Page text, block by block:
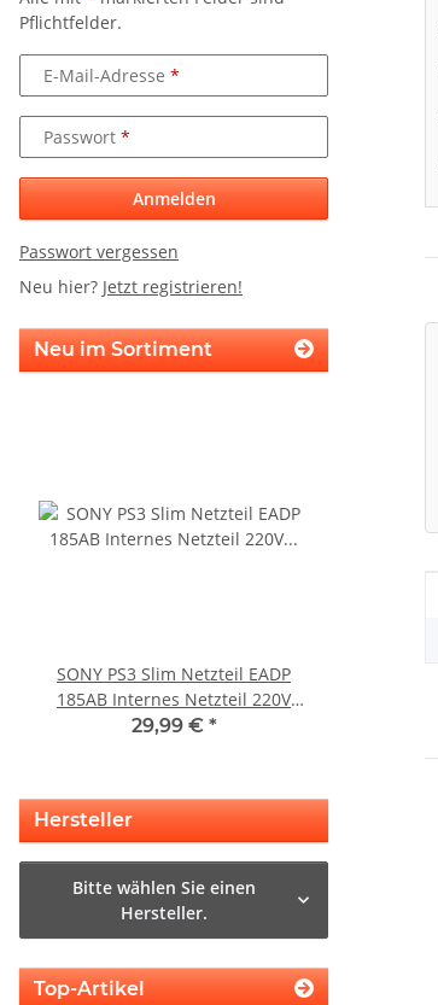
Pflichtfelder.
E-Mail-Adresse
Passwort
Anmelden
Passwort vergessen
Neu hier? Jetzt registrieren!
Neu im Sortiment
SONY PS3 Slim Netzteil EADP
185AB Internes Netzteil 220V
gerbaucht
29,99 € *
Hersteller
Bitte wählen Sie einen
Hersteller.
Top-Artikel